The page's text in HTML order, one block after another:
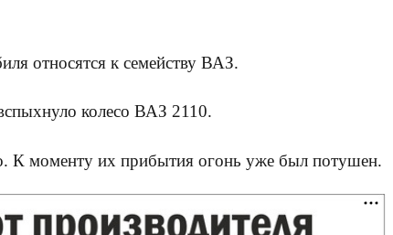
относятся к семейству ВАЗ.
колесо ВАЗ 2110.
К моменту их прибытия огонь уже был потушен.